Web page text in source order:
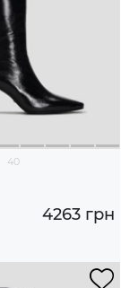
40
4263 грн